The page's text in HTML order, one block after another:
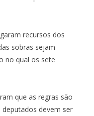
recursos dos
sobras sejam
no qual os sete
que as regras são
deputados devem ser